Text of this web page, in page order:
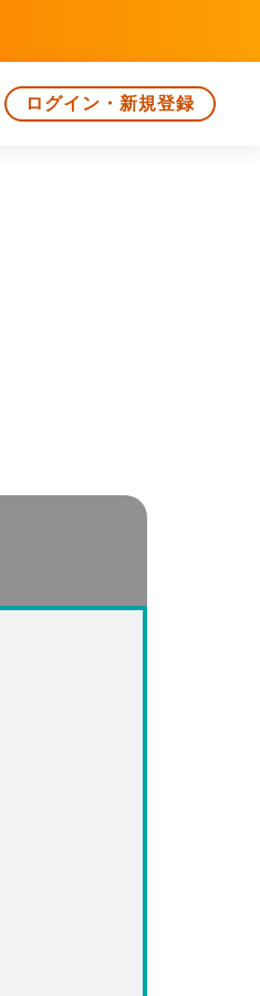
ログイン・新規登録